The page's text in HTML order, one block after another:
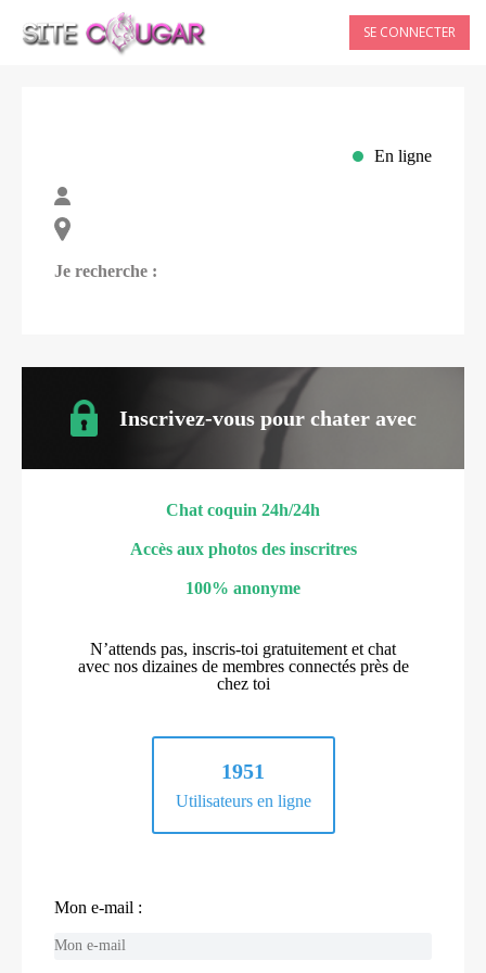
SE CONNECTER
En ligne
Je recherche :
Inscrivez-vous pour chater avec
Chat coquin 24h/24h
Accès aux photos des inscritres
100% anonyme
N’attends pas, inscris-toi gratuitement et chat
avec nos dizaines de membres connectés près de
chez toi
1951
Utilisateurs en ligne
Mon e-mail :